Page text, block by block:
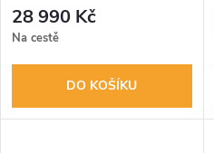
r
o
d
r
28 990 Kč
Na cestě
DO KOŠÍKU